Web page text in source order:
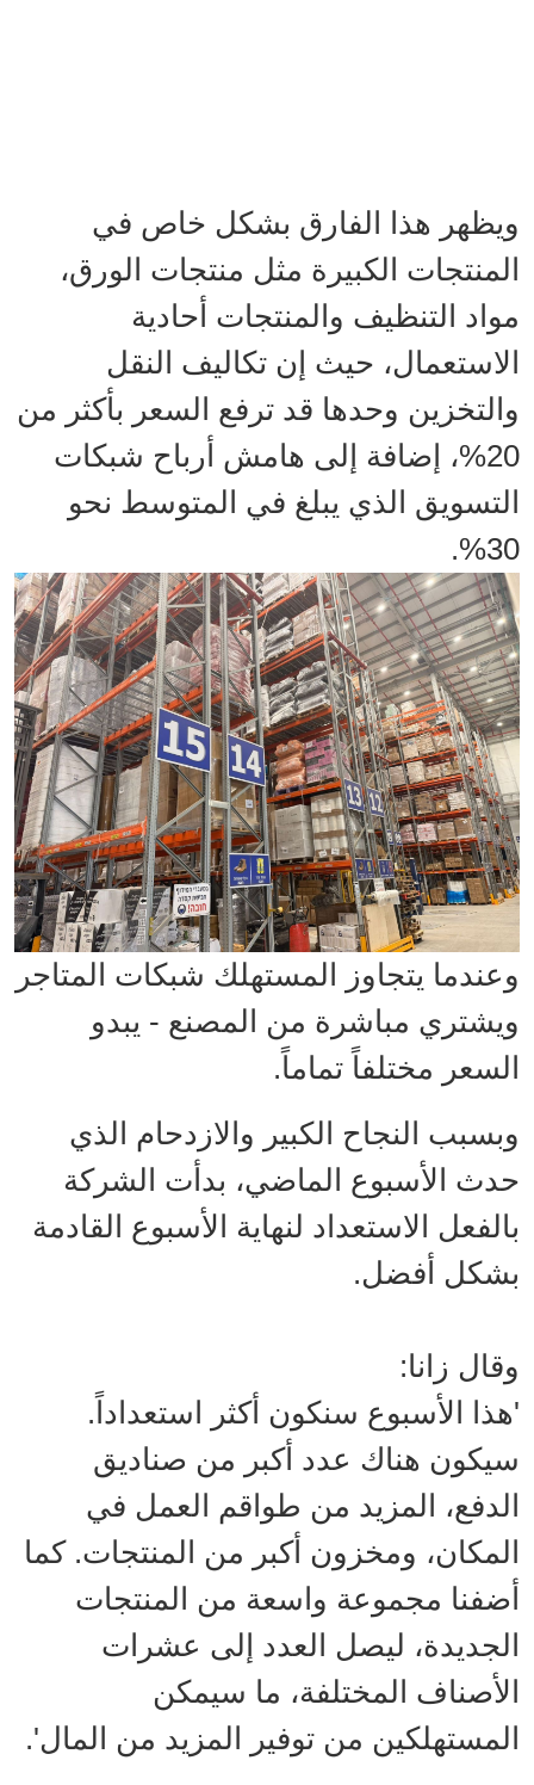
ويظهر هذا الفارق بشكل خاص في
المنتجات الكبيرة مثل منتجات الورق،
مواد التنظيف والمنتجات أحادية
الاستعمال، حيث إن تكاليف النقل
والتخزين وحدها قد ترفع السعر بأكثر من
20%، إضافة إلى هامش أرباح شبكات
التسويق الذي يبلغ في المتوسط نحو
30%.
وعندما يتجاوز المستهلك شبكات المتاجر
ويشتري مباشرة من المصنع - يبدو
السعر مختلفاً تماماً.
وبسبب النجاح الكبير والازدحام الذي
حدث الأسبوع الماضي، بدأت الشركة
بالفعل الاستعداد لنهاية الأسبوع القادمة
بشكل أفضل.
وقال زانا:
'هذا الأسبوع سنكون أكثر استعداداً.
سيكون هناك عدد أكبر من صناديق
الدفع، المزيد من طواقم العمل في
المكان، ومخزون أكبر من المنتجات. كما
أضفنا مجموعة واسعة من المنتجات
الجديدة، ليصل العدد إلى عشرات
الأصناف المختلفة، ما سيمكن
المستهلكين من توفير المزيد من المال'.